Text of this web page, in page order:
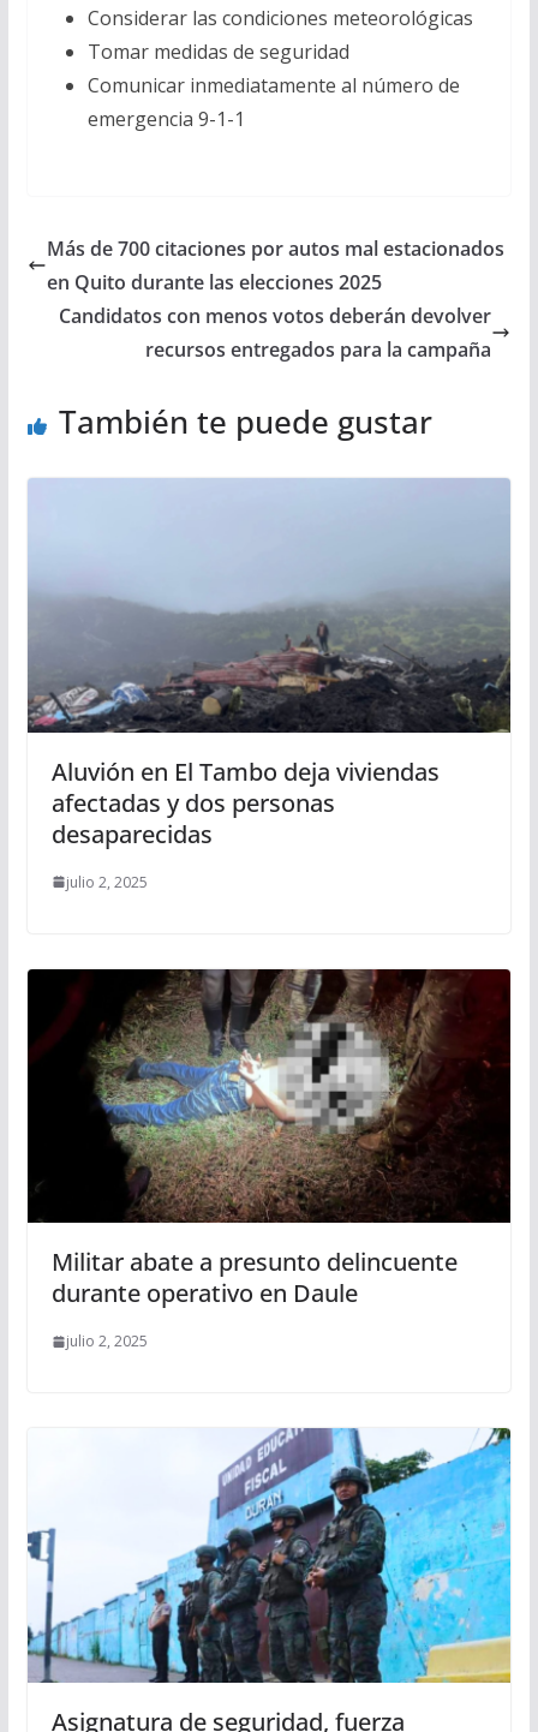
Considerar las condiciones meteorológicas
Tomar medidas de seguridad
Comunicar inmediatamente al número de
emergencia 9-1-1
Más de 700 citaciones por autos mal estacionados
en Quito durante las elecciones 2025
Candidatos con menos votos deberán devolver
recursos entregados para la campaña
También te puede gustar
Aluvión en El Tambo deja viviendas
afectadas y dos personas
desaparecidas
julio 2, 2025
Militar abate a presunto delincuente
durante operativo en Daule
julio 2, 2025
Asignatura de seguridad, fuerza